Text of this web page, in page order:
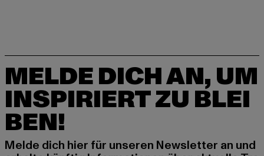
MELDE DICH AN, UM
INSPIRIERT ZU BLEI
BEN!
Melde dich hier für unseren Newsletter an und